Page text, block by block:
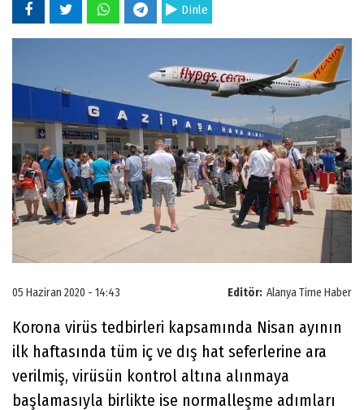
Dinle
Editör: Alanya Time Haber
05 Haziran 2020 - 14:43
Korona virüs tedbirleri kapsamında Nisan ayının
ilk haftasında tüm iç ve dış hat seferlerine ara
verilmiş, virüsün kontrol altına alınmaya
başlamasıyla birlikte ise normalleşme adımları